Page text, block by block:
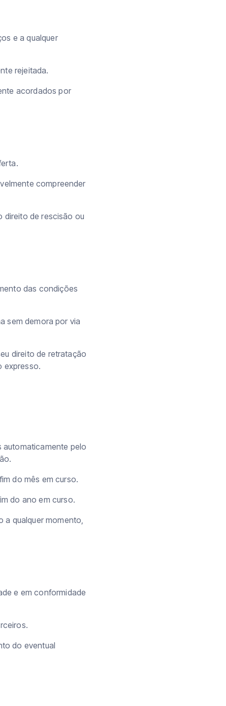
e a qualquer
rejeitada.
acordados por
compreender
direito de rescisão ou
das condições
sem demora por via
direito de retratação
expresso.
automaticamente pelo
do mês em curso.
do ano em curso.
a qualquer momento,
e em conformidade
do eventual